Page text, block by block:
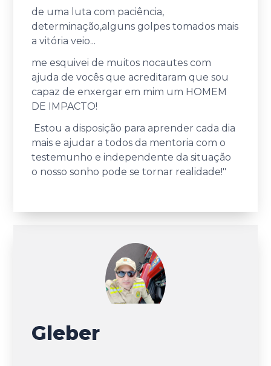
de uma luta com paciência,
determinação,alguns golpes tomados mais
a vitória veio...
me esquivei de muitos nocautes com
ajuda de vocês que acreditaram que sou
capaz de enxergar em mim um HOMEM
DE IMPACTO!
Estou a disposição para aprender cada dia
mais e ajudar a todos da mentoria com o
testemunho e independente da situação
o nosso sonho pode se tornar realidade!"
Gleber